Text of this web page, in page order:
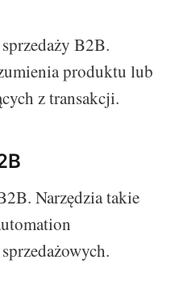
B2B.
produktu lub
z transakcji.
Narzędzia takie